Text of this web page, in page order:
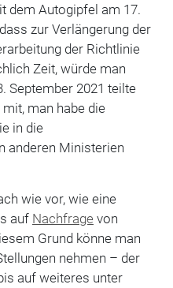
dem Autogipfel am 17.
zur Verlängerung der
der Richtlinie
Zeit, würde man
September 2021 teilte
mit, man habe die
in die
anderen Ministerien
wie vor, wie eine
auf Nachfrage von
Grund könne man
nehmen – der
auf weiteres unter